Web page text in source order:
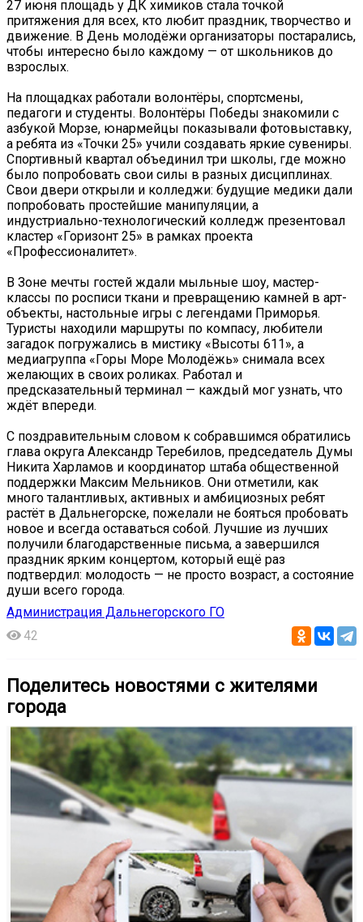
27 июня площадь у ДК химиков стала точкой
притяжения для всех, кто любит праздник, творчество и
движение. В День молодёжи организаторы постарались,
чтобы интересно было каждому — от школьников до
взрослых.
На площадках работали волонтёры, спортсмены,
педагоги и студенты. Волонтёры Победы знакомили с
азбукой Морзе, юнармейцы показывали фотовыставку,
а ребята из «Точки 25» учили создавать яркие сувениры.
Спортивный квартал объединил три школы, где можно
было попробовать свои силы в разных дисциплинах.
Свои двери открыли и колледжи: будущие медики дали
попробовать простейшие манипуляции, а
индустриально-технологический колледж презентовал
кластер «Горизонт 25» в рамках проекта
«Профессионалитет».
В Зоне мечты гостей ждали мыльные шоу, мастер-
классы по росписи ткани и превращению камней в арт-
объекты, настольные игры с легендами Приморья.
Туристы находили маршруты по компасу, любители
загадок погружались в мистику «Высоты 611», а
медиагруппа «Горы Море Молодёжь» снимала всех
желающих в своих роликах. Работал и
предсказательный терминал — каждый мог узнать, что
ждёт впереди.
С поздравительным словом к собравшимся обратились
глава округа Александр Теребилов, председатель Думы
Никита Харламов и координатор штаба общественной
поддержки Максим Мельников. Они отметили, как
много талантливых, активных и амбициозных ребят
растёт в Дальнегорске, пожелали не бояться пробовать
новое и всегда оставаться собой. Лучшие из лучших
получили благодарственные письма, а завершился
праздник ярким концертом, который ещё раз
подтвердил: молодость — не просто возраст, а состояние
души всего города.
Администрация Дальнегорского ГО
42
Поделитесь новостями с жителями
города